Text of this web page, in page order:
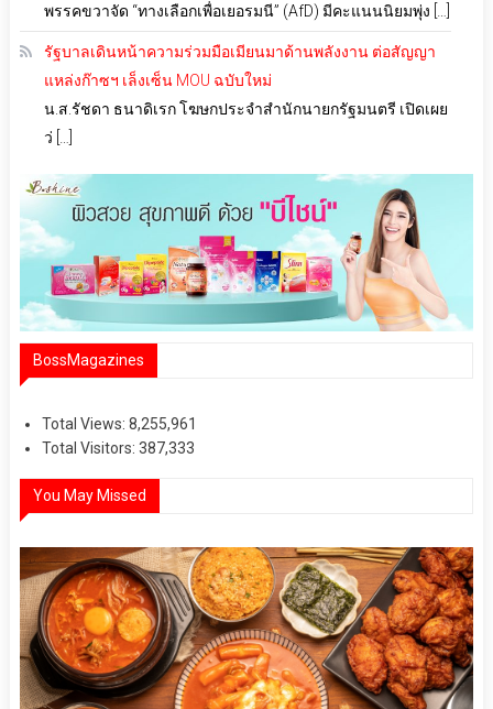
พรรคขวาจัด “ทางเลือกเพื่อเยอรมนี” (AfD) มีคะแนนนิยมพุ่ง […]
รัฐบาลเดินหน้าความร่วมมือเมียนมาด้านพลังงาน ต่อสัญญา
แหล่งก๊าซฯ เล็งเซ็น MOU ฉบับใหม่
น.ส.รัชดา ธนาดิเรก โฆษกประจำสำนักนายกรัฐมนตรี เปิดเผย
ว่ […]
BossMagazines
Total Views: 8,255,961
Total Visitors: 387,333
You May Missed